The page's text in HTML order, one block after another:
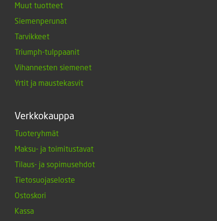
Muut tuotteet
Siemenperunat
Tarvikkeet
Triumph-tulppaanit
Vihannesten siemenet
Yrtit ja maustekasvit
Verkkokauppa
Tuoteryhmät
Maksu- ja toimitustavat
Tilaus- ja sopimusehdot
Tietosuojaseloste
Ostoskori
Kassa